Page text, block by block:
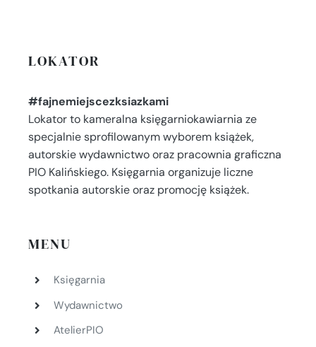
LOKATOR
#fajnemiejscezksiazkami
Lokator to kameralna księgarniokawiarnia ze
specjalnie sprofilowanym wyborem książek,
autorskie wydawnictwo oraz pracownia graficzna
PIO Kalińskiego. Księgarnia organizuje liczne
spotkania autorskie oraz promocję książek.
MENU
Księgarnia
Wydawnictwo
AtelierPIO